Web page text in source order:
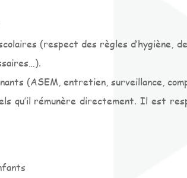
(respect des règles d’hygiène,
(ASEM, entretien, surveillance,
qu’il rémunère directement. Il est